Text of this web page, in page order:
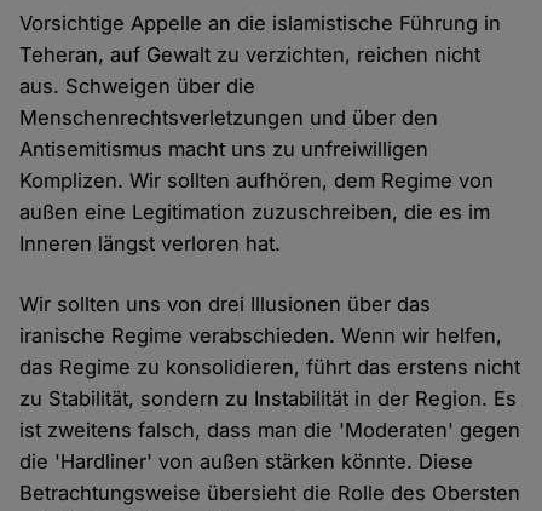
Vorsichtige Appelle an die islamistische Führung in
Teheran, auf Gewalt zu verzichten, reichen nicht
aus. Schweigen über die
Menschenrechtsverletzungen und über den
Antisemitismus macht uns zu unfreiwilligen
Komplizen. Wir sollten aufhören, dem Regime von
außen eine Legitimation zuzuschreiben, die es im
Inneren längst verloren hat.
Wir sollten uns von drei Illusionen über das
iranische Regime verabschieden. Wenn wir helfen,
das Regime zu konsolidieren, führt das erstens nicht
zu Stabilität, sondern zu Instabilität in der Region. Es
ist zweitens falsch, dass man die 'Moderaten' gegen
die 'Hardliner' von außen stärken könnte. Diese
Betrachtungsweise übersieht die Rolle des Obersten